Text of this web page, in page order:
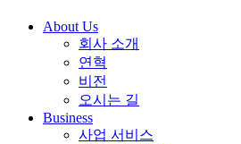
About Us
회사 소개
연혁
비전
오시는 길
Business
사업 서비스